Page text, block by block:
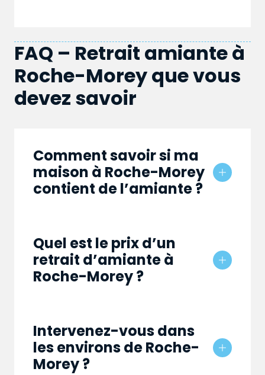
FAQ – Retrait amiante à
Roche-Morey que vous
devez savoir
Comment savoir si ma
maison à Roche-Morey
contient de l’amiante ?
Quel est le prix d’un
retrait d’amiante à
Roche-Morey ?
Intervenez-vous dans
les environs de Roche-
Morey ?